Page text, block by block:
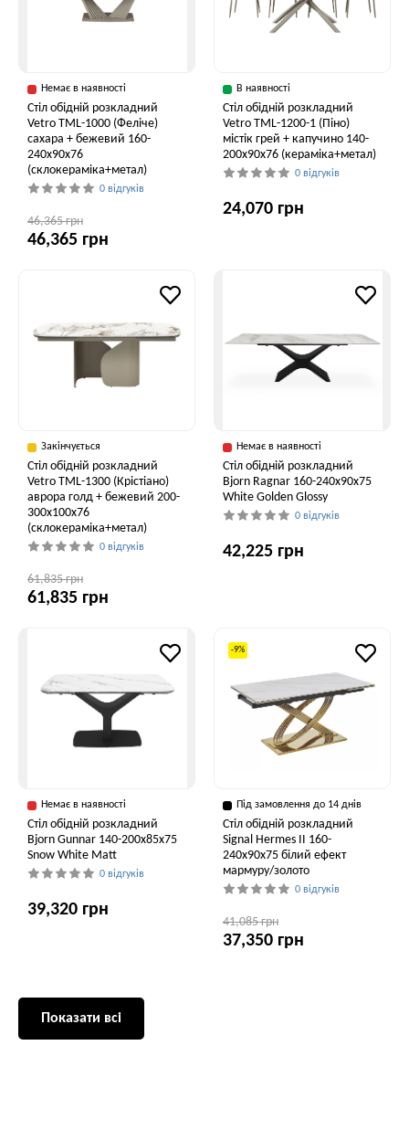
Немає в наявності
Стіл обідній розкладний
Vetro ТМL-1000 (Феліче)
сахара + бежевий 160-
240x90x76
(склокераміка+метал)
0 відгуків
46,365 грн
46,365 грн
В наявності
Стіл обідній розкладний
Vetro TML-1200-1 (Піно)
містік грей + капучино 140-
200x90x76 (кераміка+метал)
0 відгуків
24,070 грн
Закінчується
Стіл обідній розкладний
Vetro TML-1300 (Крістіано)
аврора голд + бежевий 200-
300x100x76
(склокераміка+метал)
0 відгуків
61,835 грн
61,835 грн
Немає в наявності
Стіл обідній розкладний
Bjorn Ragnar 160-240х90х75
White Golden Glossy
0 відгуків
42,225 грн
Немає в наявності
Стіл обідній розкладний
Bjorn Gunnar 140-200х85х75
Snow White Matt
0 відгуків
39,320 грн
-9%
Під замовлення до 14 днів
Стіл обідній розкладний
Signal Hermes II 160-
240x90x75 білий ефект
мармуру/золото
0 відгуків
41,085 грн
37,350 грн
Показати всі